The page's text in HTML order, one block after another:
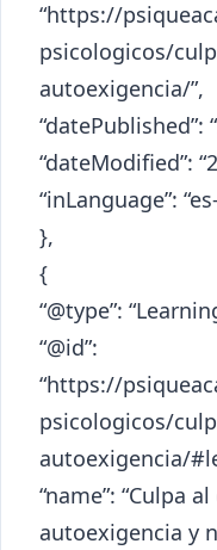
“https://
psicologicos/
autoexigencia/”,
“datePublished”:
“dateModified”:
“inLanguage”:
},
{
“@type”:
“@id”:
“https://
psicologicos/
autoexigencia/
“name”: “Culpa
autoexigencia y